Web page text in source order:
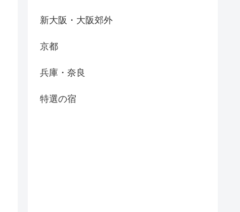
新大阪・大阪郊外
京都
兵庫・奈良
特選の宿